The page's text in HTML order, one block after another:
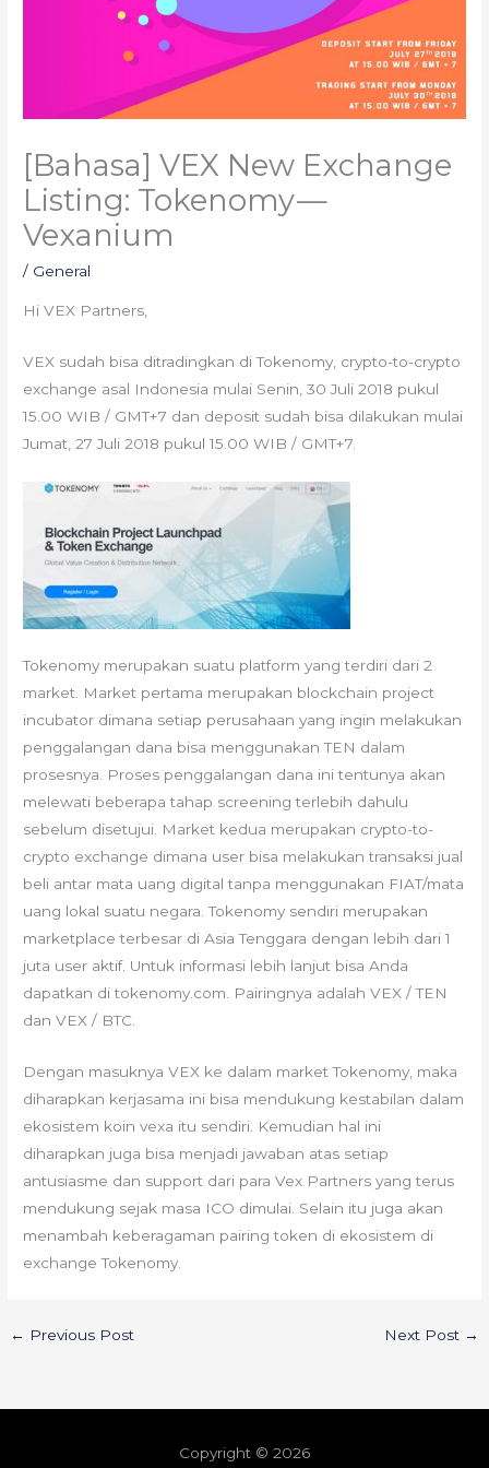
[Bahasa] VEX New Exchange
Listing: Tokenomy —
Vexanium
/ General
Hi VEX Partners,
VEX sudah bisa ditradingkan di Tokenomy, crypto-to-crypto
exchange asal Indonesia mulai Senin, 30 Juli 2018 pukul
15.00 WIB / GMT+7 dan deposit sudah bisa dilakukan mulai
Jumat, 27 Juli 2018 pukul 15.00 WIB / GMT+7.
Tokenomy merupakan suatu platform yang terdiri dari 2
market. Market pertama merupakan blockchain project
incubator dimana setiap perusahaan yang ingin melakukan
penggalangan dana bisa menggunakan TEN dalam
prosesnya. Proses penggalangan dana ini tentunya akan
melewati beberapa tahap screening terlebih dahulu
sebelum disetujui. Market kedua merupakan crypto-to-
crypto exchange dimana user bisa melakukan transaksi jual
beli antar mata uang digital tanpa menggunakan FIAT/mata
uang lokal suatu negara. Tokenomy sendiri merupakan
marketplace terbesar di Asia Tenggara dengan lebih dari 1
juta user aktif. Untuk informasi lebih lanjut bisa Anda
dapatkan di tokenomy.com. Pairingnya adalah VEX / TEN
dan VEX / BTC.
Dengan masuknya VEX ke dalam market Tokenomy, maka
diharapkan kerjasama ini bisa mendukung kestabilan dalam
ekosistem koin vexa itu sendiri. Kemudian hal ini
diharapkan juga bisa menjadi jawaban atas setiap
antusiasme dan support dari para Vex Partners yang terus
mendukung sejak masa ICO dimulai. Selain itu juga akan
menambah keberagaman pairing token di ekosistem di
exchange Tokenomy.
← Previous Post Next Post →
Copyright © 2026